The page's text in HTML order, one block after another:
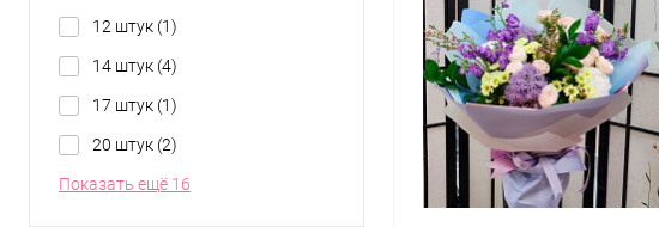
12 штук (1)
14 штук (4)
17 штук (1)
20 штук (2)
Показать ещё 16
Купить в 1 клик Сравнение
В избранное В наличии